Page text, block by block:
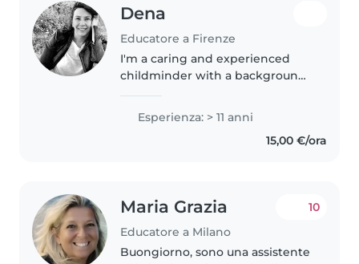
Dena
Educatore a Firenze
I'm a caring and experienced
childminder with a background
education. With over 10 years of
working with children from
Esperienza: > 11 anni
15,00 €/ora
Maria Grazia
Educatore a Milano
10
Buongiorno, sono una assistente